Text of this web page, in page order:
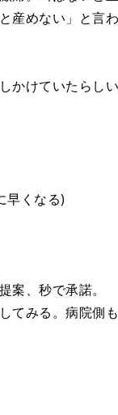
産めない」と言わ
けていたらしい
早くなる)
案、秒で承諾。
てみる。病院側